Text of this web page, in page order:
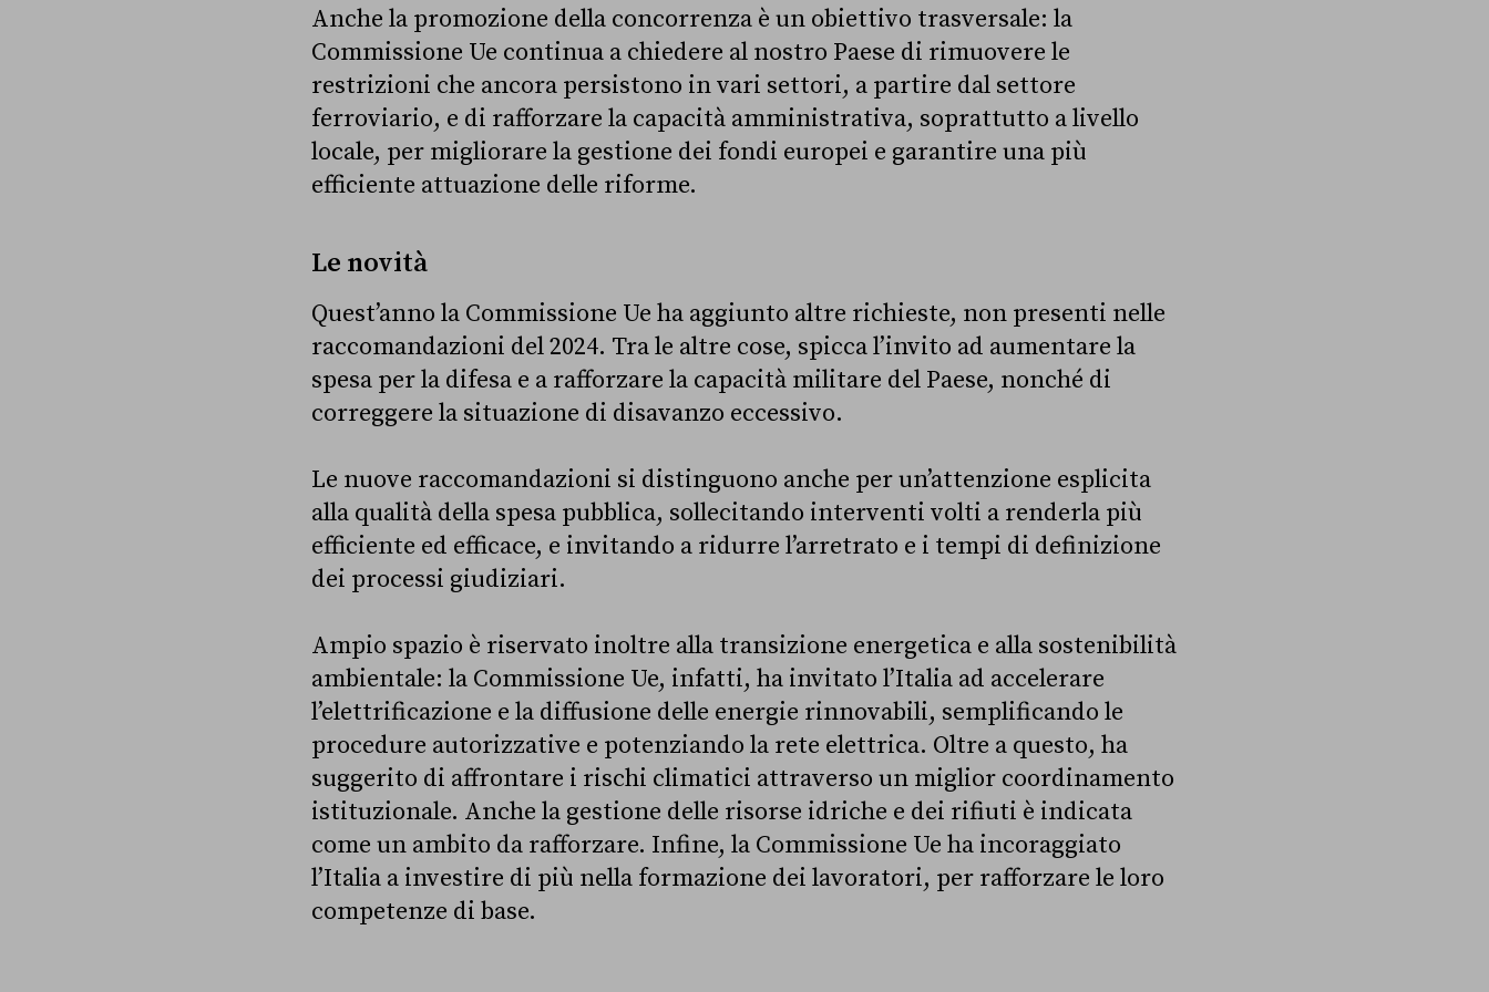
Anche la promozione della concorrenza è un obiettivo trasversale: la
Commissione Ue continua a chiedere al nostro Paese di rimuovere le
restrizioni che ancora persistono in vari settori, a partire dal settore
ferroviario, e di rafforzare la capacità amministrativa, soprattutto a livello
locale, per migliorare la gestione dei fondi europei e garantire una più
efficiente attuazione delle riforme.
Le novità
Quest’anno la Commissione Ue ha aggiunto altre richieste, non presenti nelle
raccomandazioni del 2024. Tra le altre cose, spicca l’invito ad aumentare la
spesa per la difesa e a rafforzare la capacità militare del Paese, nonché di
correggere la situazione di disavanzo eccessivo.
Le nuove raccomandazioni si distinguono anche per un’attenzione esplicita
alla qualità della spesa pubblica, sollecitando interventi volti a renderla più
efficiente ed efficace, e invitando a ridurre l’arretrato e i tempi di definizione
dei processi giudiziari.
Ampio spazio è riservato inoltre alla transizione energetica e alla sostenibilità
ambientale: la Commissione Ue, infatti, ha invitato l’Italia ad accelerare
l’elettrificazione e la diffusione delle energie rinnovabili, semplificando le
procedure autorizzative e potenziando la rete elettrica. Oltre a questo, ha
suggerito di affrontare i rischi climatici attraverso un miglior coordinamento
istituzionale. Anche la gestione delle risorse idriche e dei rifiuti è indicata
come un ambito da rafforzare. Infine, la Commissione Ue ha incoraggiato
l’Italia a investire di più nella formazione dei lavoratori, per rafforzare le loro
competenze di base.